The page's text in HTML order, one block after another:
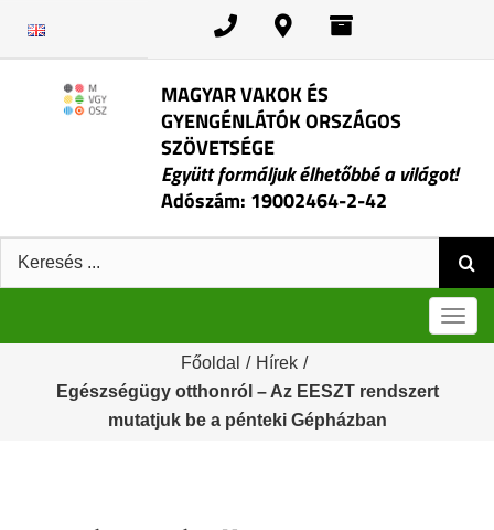
MAGYAR VAKOK ÉS
GYENGÉNLÁTÓK ORSZÁGOS
SZÖVETSÉGE
Együtt formáljuk élhetőbbé a világot!
Adószám: 19002464-2-42
Keresés:
Főoldal / Hírek /
Egészségügy otthonról – Az EESZT rendszert
mutatjuk be a pénteki Gépházban